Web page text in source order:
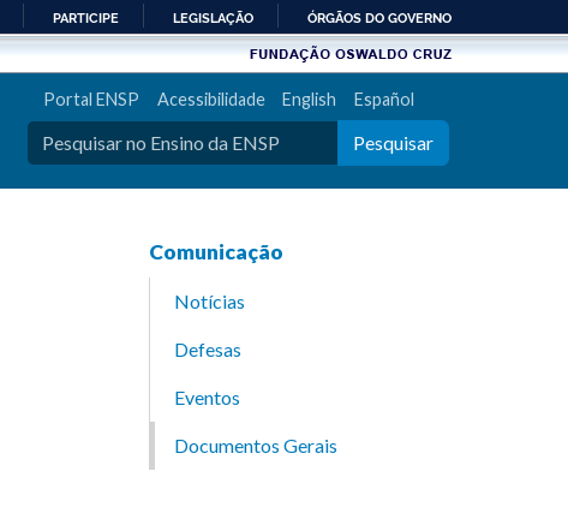
PARTICIPE LEGISLAÇÃO ÓRGÃOS DO GOVERNO
Portal ENSP Acessibilidade English Español
Pesquisar
Comunicação
Notícias
Defesas
Eventos
Documentos Gerais